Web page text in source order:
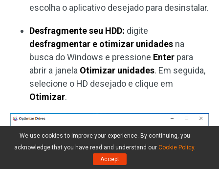
escolha o aplicativo desejado para desinstalar.
Desfragmente seu HDD: digite
desfragmentar e otimizar unidades na
busca do Windows e pressione Enter para
abrir a janela Otimizar unidades. Em seguida,
selecione o HD desejado e clique em
Otimizar.
We use cookies to improve your experience. By continuing, you
acknowledge that you have read and understand our Cookie Policy.
Accept